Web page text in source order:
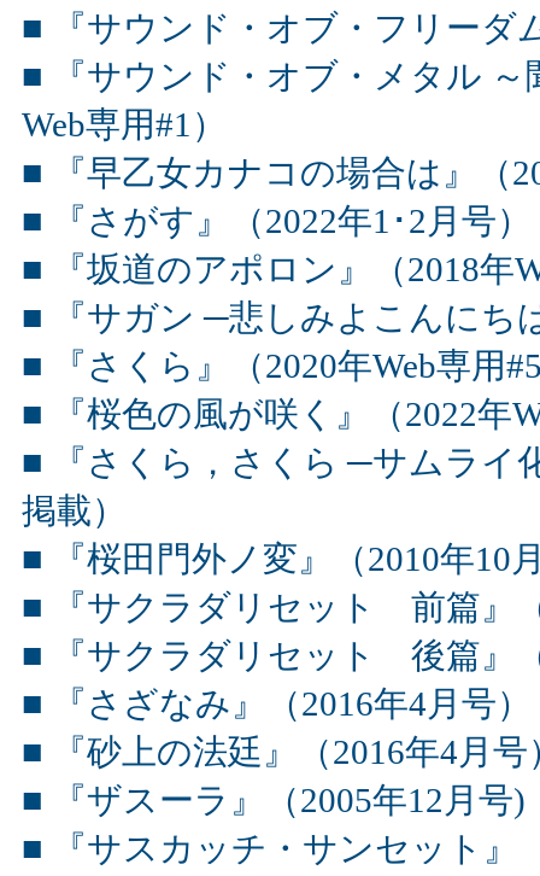
■ 『サウンド・オブ・フリーダ
■ 『サウンド・オブ・メタル
Web専用#1）
■ 『早乙女カナコの場合は』（
■ 『さがす』（2022年1･2月号）
■ 『坂道のアポロン』（2018年
■ 『サガン ─悲しみよこんにち
■ 『さくら』（2020年Web専用
■ 『桜色の風が咲く』（2022年
■ 『さくら，さくら ─サムライ
掲載）
■ 『桜田門外ノ変』（2010年10
■ 『サクラダリセット 前篇』
■ 『サクラダリセット 後篇』
■ 『さざなみ』（2016年4月号）
■ 『砂上の法廷』（2016年4月号
■ 『ザスーラ』（2005年12月号)
■ 『サスカッチ・サンセット』